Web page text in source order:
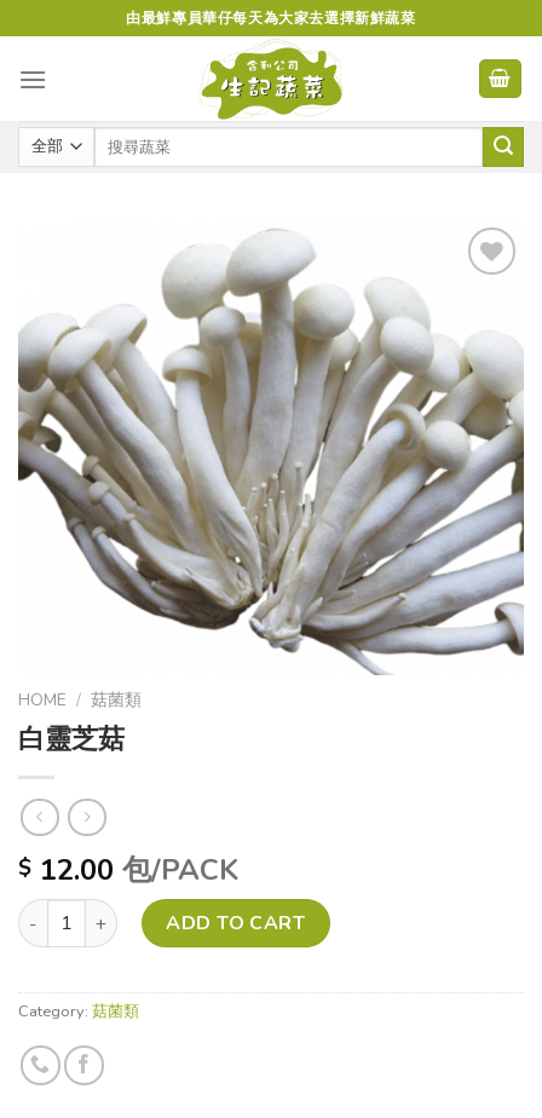
to
content
由最鮮專員華仔每天為大家去選擇新鮮蔬菜
HOME / 菇菌類
白靈芝菇
$ 12.00 包/PACK
白靈芝菇 quantity ADD TO CART
Category: 菇菌類